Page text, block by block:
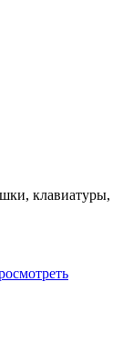
клавиатуры,